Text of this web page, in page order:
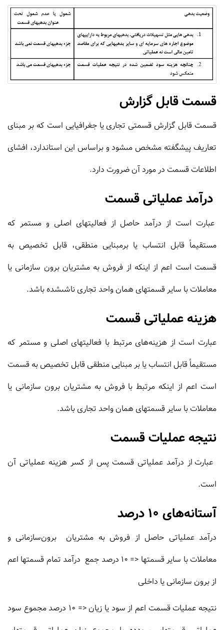
قسمت قابل گزارش
قسمت قابل گزارش قسمتى تجارى یا جغرافیایى است که بر مبناى
تعاریف پیشگفته مشخص مى‏شود و براساس این استاندارد، افشاى
اطلاعات قسمت در مورد آن ضرورت دارد.
درآمد عملیاتى قسمت
عبارت است از درآمد حاصل از فعالیتهاى اصلى و مستمر که
مستقیماً قابل انتساب یا برمبنایى منطقى، قابل تخصیص به
قسمت است اعم از اینکه از فروش به مشتریان برون سازمانى یا
معاملات با سایر قسمتهاى همان واحد تجارى ناشى‏شده باشد.
هزینه عملیاتى قسمت
عبارت است از هزینه‌‏هاى مرتبط با فعالیتهاى اصلى و مستمر که
مستقیماً قابل انتساب یا بر مبنایى منطقى قابل تخصیص به قسمت
است اعم از اینکه مرتبط با فروش به مشتریان برون سازمانى یا
معاملات با سایر قسمتهاى همان واحد تجارى باشد.
نتیجه عملیات قسمت
عبارت از درآمد عملیاتى قسمت پس از کسر هزینه عملیاتى آن
است.
آستانه‌های 10 درصد
درآمد عملیاتی حاصل از فروش به مشتریان برون‌سازمانی و
معاملات با سایر قسمتها <= 10 درصد جمع درآمد تمام قسمتها اعم
از برون سازمانی یا داخلی
نتیجه عملیات قسمت اعم از سود یا زیان <= 10 درصد مجموع سود